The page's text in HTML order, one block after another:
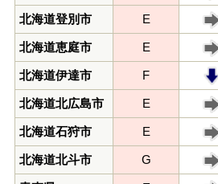
北海道登別市 E
北海道恵庭市 E
北海道伊達市 F
北海道北広島市 E
北海道石狩市 E
北海道北斗市 G